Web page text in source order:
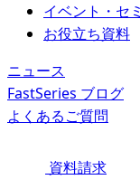
イベント・セ
お役立ち資料
ニュース
FastSeries ブログ
よくあるご質問
資料請求